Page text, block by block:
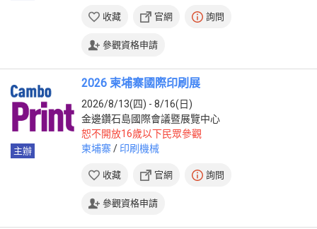
收藏 官網 詢問
參觀資格申請
主辦
2026 柬埔寨國際印刷展
2026/8/13(四) - 8/16(日)
金邊鑽石島國際會議暨展覽中心
恕不開放16歲以下民眾參觀
柬埔寨/ 印刷機械
收藏 官網 詢問
參觀資格申請